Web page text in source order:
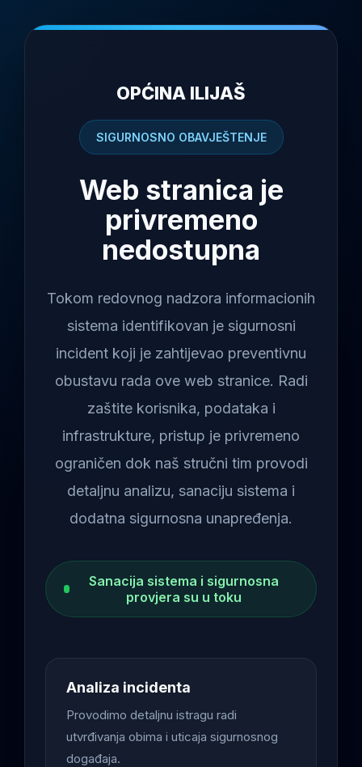
OPĆINA ILIJAŠ
SIGURNOSNO OBAVJEŠTENJE
Web stranica je
privremeno
nedostupna
Tokom redovnog nadzora informacionih
sistema identifikovan je sigurnosni
incident koji je zahtijevao preventivnu
obustavu rada ove web stranice. Radi
zaštite korisnika, podataka i
infrastrukture, pristup je privremeno
ograničen dok naš stručni tim provodi
detaljnu analizu, sanaciju sistema i
dodatna sigurnosna unapređenja.
Sanacija sistema i sigurnosna
provjera su u toku
Analiza incidenta
Provodimo detaljnu istragu radi
utvrđivanja obima i uticaja sigurnosnog
događaja.